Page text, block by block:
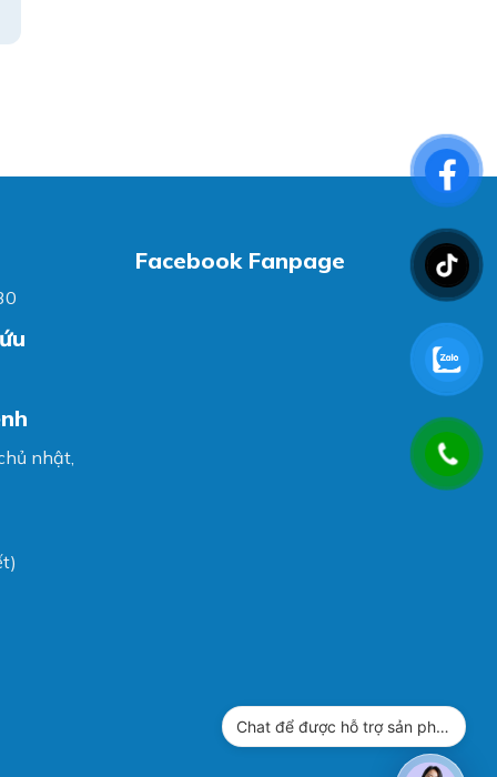
nhật,
Facebook Fanpage
Chat để được hỗ trợ sản phẩm